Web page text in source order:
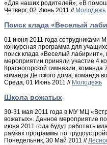
«Для наших родителей», «В
Четверг, 02 Июнь 2011 // Молодежь
Поиск клада «Веселый
01 июня 2011 года сотрудниками
конкурсная программа для
поиск клада «Веселый
мероприятии приняли участие 4
Красногорской гимназии,
команда Детского дома, команда
Среда, 01 Июнь 2011 // Молодежь
Школа вожатых
30-31 мая 2011 года в МУ МЦ
вожатых». Данное мероприятие
июня 2011 года будут работать
рамках программы по
Понедельник, 30 Май 2011 //